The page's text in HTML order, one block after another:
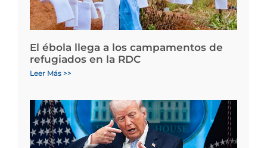
El ébola llega a los campamentos de
refugiados en la RDC
Leer Más >>